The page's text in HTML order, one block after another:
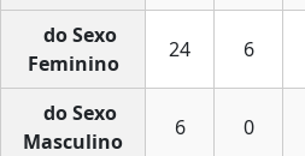
do Sexo
Feminino
24 6
do Sexo
Masculino
6 0